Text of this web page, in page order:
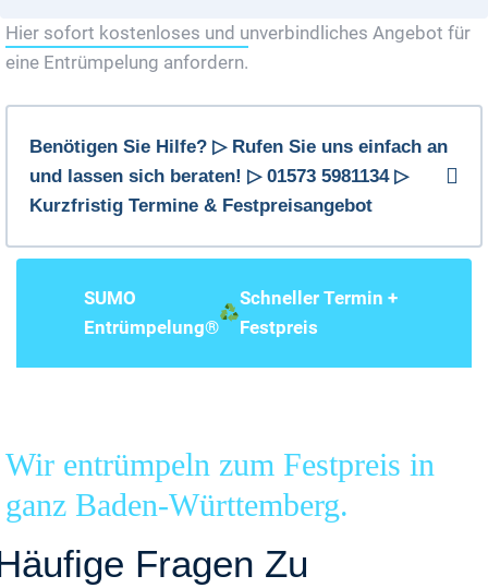
Hier sofort kostenloses und unverbindliches Angebot für
eine Entrümpelung anfordern.
Benötigen Sie Hilfe? ▷ Rufen Sie uns einfach an
und lassen sich beraten! ▷ 01573 5981134 ▷
Kurzfristig Termine & Festpreisangebot
SUMO
Entrümpelung®
Schneller Termin +
Festpreis
Wir entrümpeln zum Festpreis in
ganz Baden-Württemberg.
Fragen Zu